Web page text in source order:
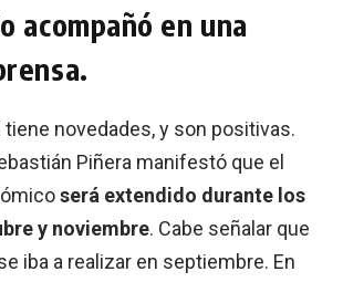
acompañó en una
tiene novedades, y son positivas.
Piñera manifestó que el
será extendido durante los
y noviembre. Cabe señalar que
iba a realizar en septiembre. En